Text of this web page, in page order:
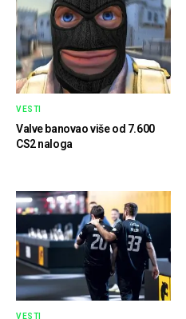
VESTI
Valve banovao više od 7.600
CS2 naloga
VESTI